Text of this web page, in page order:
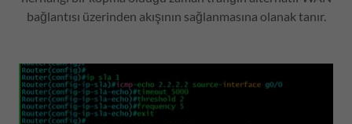
bağlantısı üzerinden akışının sağlanmasına olanak tanır.